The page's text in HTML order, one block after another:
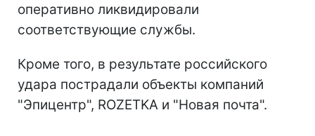
оперативно ликвидировали
соответствующие службы.
Кроме того, в результате российского
удара пострадали объекты компаний
"Эпицентр", ROZETKA и "Новая почта".